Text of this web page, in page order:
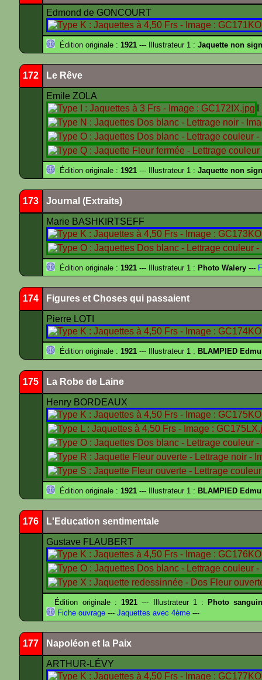
Edmond de GONCOURT
Édition originale : 1921 --- Illustrateur 1 : Jaquette non
172 Le Rêve
Emile ZOLA
Édition originale : 1921 --- Illustrateur 1 : Jaquette non
173 Journal (Extraits)
Marie BASHKIRTSEFF
Édition originale : 1921 --- Illustrateur 1 : Photo Walery ---
174 Figures et Choses qui passaient
Pierre LOTI
Édition originale : 1921 --- Illustrateur 1 : BLAMPIED
175 La Robe de Laine
Henry BORDEAUX
Édition originale : 1921 --- Illustrateur 1 : BLAMPIED
176 L'Education sentimentale
Gustave FLAUBERT
Édition originale :1921 --- Illustrateur 1 :
Photo
Fiche ouvrage --- Jaquettes avec 4ème ---
177 Napoléon et la Paix
ARTHUR-LÉVY